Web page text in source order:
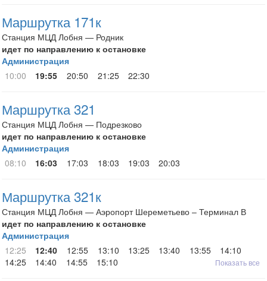
Маршрутка 171к
Станция МЦД Лобня — Родник
идет по направлению к остановке
Администрация
10:00
19:55 20:50 21:25 22:30
Маршрутка 321
Станция МЦД Лобня — Подрезково
идет по направлению к остановке
Администрация
08:10
16:03 17:03 18:03 19:03 20:03
Маршрутка 321к
Станция МЦД Лобня — Аэропорт Шереметьево – Терминал В
идет по направлению к остановке
Администрация
12:25
12:40 12:55 13:10 13:25 13:40 13:55
14:10
14:25
14:40 14:55 15:10 Показать все